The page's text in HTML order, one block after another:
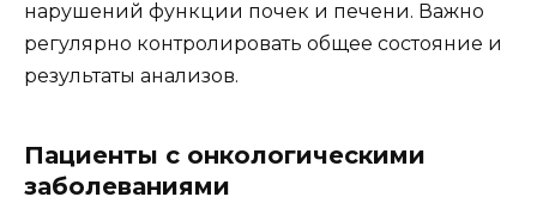
нарушений функции почек и печени. Важно
регулярно контролировать общее состояние и
результаты анализов.
Пациенты с онкологическими
заболеваниями